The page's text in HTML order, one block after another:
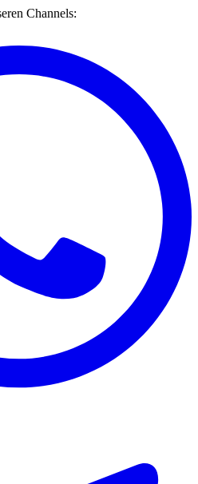
Channels: